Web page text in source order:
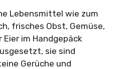
Lebensmittel wie zum
frisches Obst, Gemüse,
im Handgepäck
sie sind
Gerüche und